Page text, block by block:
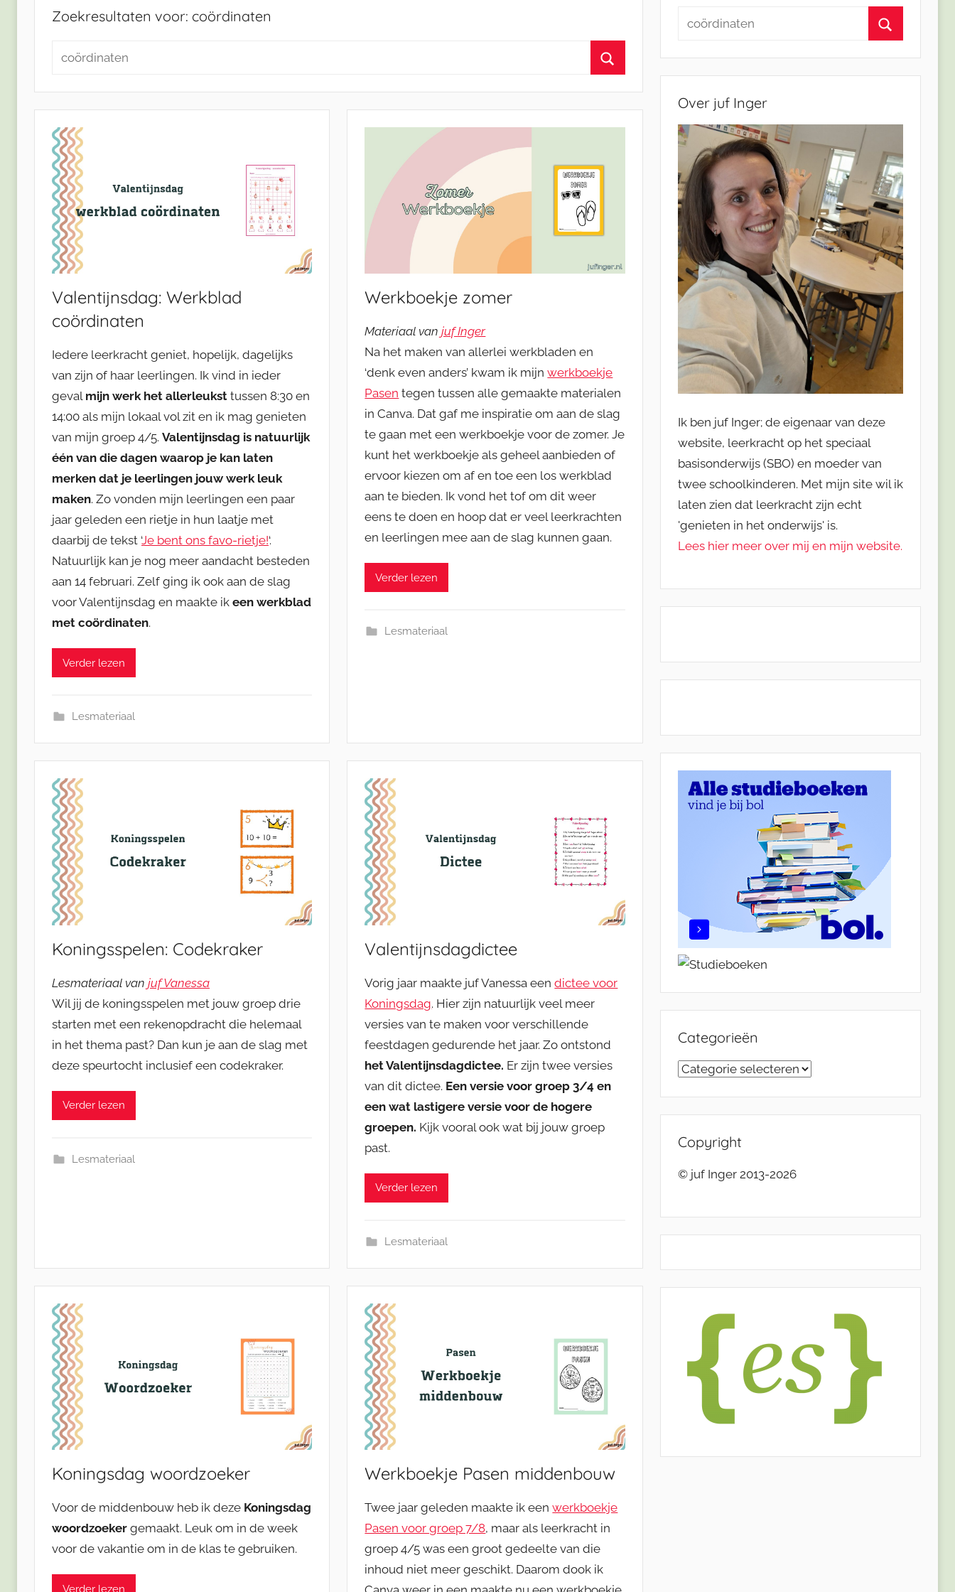
Zoekresultaten voor: coördinaten
Zoeken
Valentijnsdag: Werkblad
coördinaten
Iedere leerkracht geniet, hopelijk, dagelijks
van zijn of haar leerlingen. Ik vind in ieder
geval mijn werk het allerleukst tussen 8:30 en
14:00 als mijn lokaal vol zit en ik mag genieten
van mijn groep 4/5. Valentijnsdag is natuurlijk
één van die dagen waarop je kan laten
merken dat je leerlingen jouw werk leuk
maken. Zo vonden mijn leerlingen een paar
jaar geleden een rietje in hun laatje met
daarbij de tekst ‘ Je bent ons favo-rietje!‘.
Natuurlijk kan je nog meer aandacht besteden
aan 14 februari. Zelf ging ik ook aan de slag
voor Valentijnsdag en maakte ik een werkblad
met coördinaten.
Verder lezen
Lesmateriaal
Werkboekje zomer
Materiaal vanjuf Inger
Na het maken van allerlei werkbladen en
‘denk even anders’ kwam ik mijnwerkboekje
Pasen tegen tussen alle gemaakte materialen
in Canva. Dat gaf me inspiratie om aan de slag
te gaan met een werkboekje voor de zomer. Je
kunt het werkboekje als geheel aanbieden of
ervoor kiezen om af en toe een los werkblad
aan te bieden. Ik vond het tof om dit weer
eens te doen en hoop dat er veel leerkrachten
en leerlingen mee aan de slag kunnen gaan.
Verder lezen
Lesmateriaal
Koningsspelen: Codekraker
Lesmateriaal van juf Vanessa
Wil jij de koningsspelen met jouw groep drie
starten met een rekenopdracht die helemaal
in het thema past? Dan kun je aan de slag met
deze speurtocht inclusief een codekraker.
Verder lezen
Lesmateriaal
Valentijnsdagdictee
Vorig jaar maakte juf Vanessa eendictee voor
Koningsdag. Hier zijn natuurlijk veel meer
versies van te maken voor verschillende
feestdagen gedurende het jaar. Zo ontstond
het Valentijnsdagdictee. Er zijn twee versies
van dit dictee. Een versie voor groep 3/4 en
een wat lastigere versie voor de hogere
groepen. Kijk vooral ook wat bij jouw groep
past.
Verder lezen
Lesmateriaal
Koningsdag woordzoeker
Voor de middenbouw heb ik deze Koningsdag
woordzoeker gemaakt. Leuk om in de week
voor de vakantie om in de klas te gebruiken.
Verder lezen
Werkboekje Pasen middenbouw
Twee jaar geleden maakte ik eenwerkboekje
Pasen voor groep 7/8, maar als leerkracht in
groep 4/5 was een groot gedeelte van die
inhoud niet meer geschikt. Daarom dook ik
Zoeken
Over juf Inger
Ik ben juf Inger; de eigenaar van deze
website, leerkracht op het speciaal
basisonderwijs (SBO) en moeder van
twee schoolkinderen. Met mijn site wil ik
laten zien dat leerkracht zijn echt
'genieten in het onderwijs' is.
Lees hier meer over mij en mijn website.
Categorieën
Categorieën
Copyright
© juf Inger 2013-2026